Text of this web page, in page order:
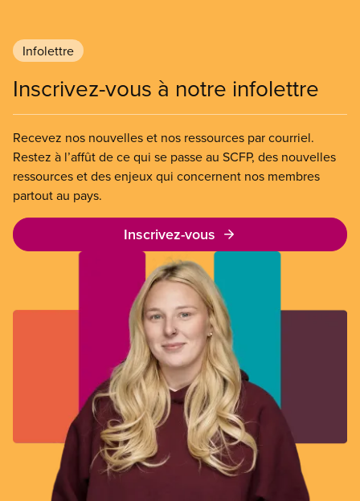
Infolettre
Inscrivez-vous à notre infolettre
Recevez nos nouvelles et nos ressources par courriel.
Restez à l’affût de ce qui se passe au SCFP, des nouvelles
ressources et des enjeux qui concernent nos membres
partout au pays.
Inscrivez-vous